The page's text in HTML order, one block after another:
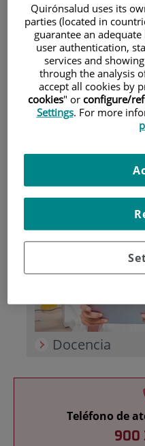
Aseguradoras
Investigación
Docencia
Teléfono de
900
Quirónsalud uses its
parties (located in
guarantee an
user authentication,
services and
through the analysis
accept all cookies by
cookies" or configure/
Settings. For more